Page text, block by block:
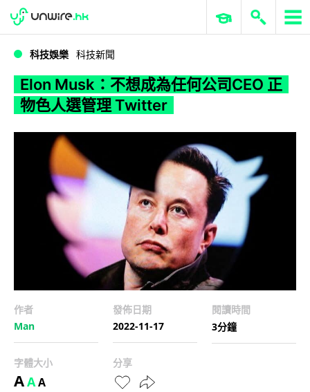
WWDC 2026 ERP 與商業 AI
科技娛樂 科技新聞
Elon Musk：不想成為任何公司CEO 正
物色人選管理 Twitter
作者
Man
發佈日期
2022-11-17
閱讀時間
3分鐘
字體大小
AAA
分享